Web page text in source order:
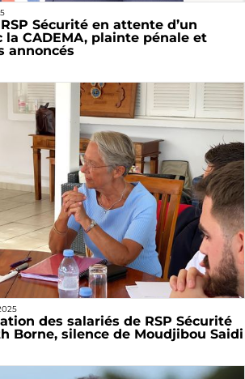
Sécurité en attente d’un
la CADEMA, plainte pénale et
annoncés
des salariés de RSP Sécurité
Borne, silence de Moudjibou Saidi